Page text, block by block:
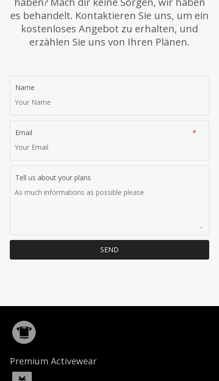
Team wird Ihre Beschwerde gemäß den oben angegebenen
Fristen bearbeiten.
es behandelt. Kontaktieren Sie uns, um ein
kostenloses Angebot zu erhalten, und
erzählen Sie uns von Ihren Plänen.
Name
*
Email
Tell us about your plans
SEND
Premium Activewear